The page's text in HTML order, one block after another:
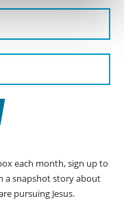
each month, sign up to
a snapshot story about
pursuing Jesus.